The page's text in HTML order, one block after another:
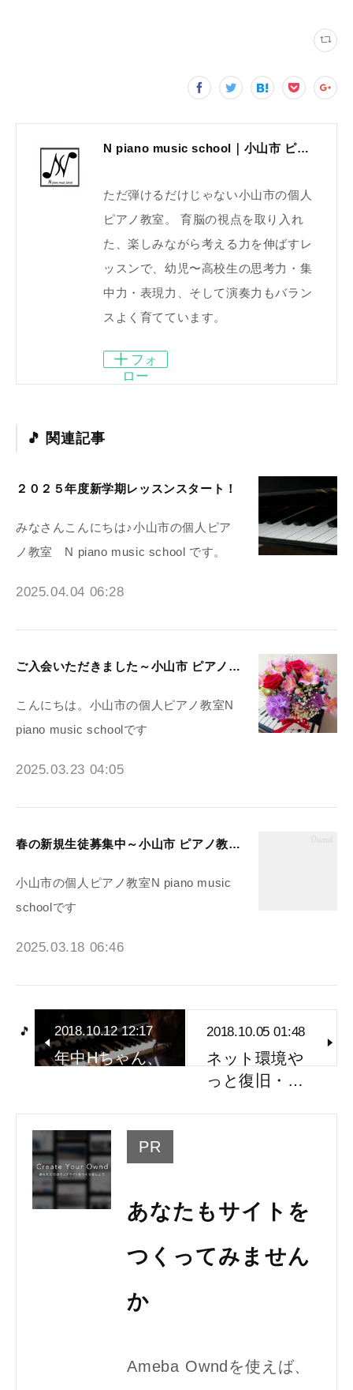
N piano music school｜小山市 ピアノ教室｜考える力・集中力を育てる個人レッスン｜2025年体験レッスン受付中
ただ弾けるだけじゃない小山市の個人
ピアノ教室。 育脳の視点を取り入れ
た、楽しみながら考える力を伸ばすレ
ッスンで、幼児〜高校生の思考力・集
中力・表現力、そして演奏力もバラン
スよく育てています。
フォ
ロー
関連記事
２０２５年度新学期レッスンスタート！
みなさんこんにちは♪小山市の個人ピア
ノ教室 N piano music school です。
2025.04.04 06:28
ご入会いただきました～小山市 ピアノ教室N piano music school
こんにちは。小山市の個人ピアノ教室N
piano music schoolです
2025.03.23 04:05
春の新規生徒募集中～小山市 ピアノ教室N piano music school
小山市の個人ピアノ教室N piano music
schoolです
2025.03.18 06:46
2018.10.12 12:17
年中Hちゃん、
2018.10.05 01:48
ネット環境や
っと復旧・…
PR
あなたもサイトを
つくってみません
か
Ameba Owndを使えば、